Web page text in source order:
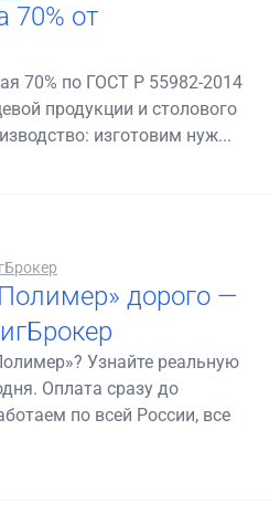
70% от
70% по ГОСТ Р 55982-2014
продукции и столового
изготовим нуж...
дорого —
Узнайте реальную
Оплата сразу до
по всей России, все